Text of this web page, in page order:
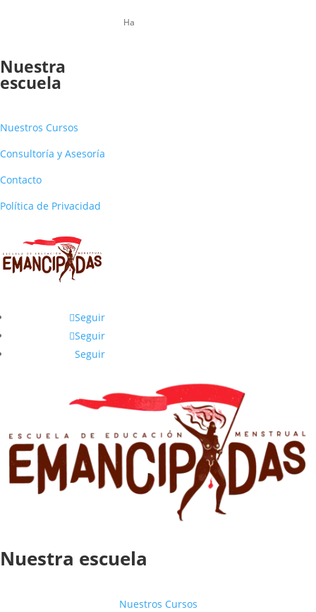
Ha
Nuestra
escuela
Nuestros Cursos
Consultoría y Asesoría
Contacto
Política de Privacidad
Seguir
Seguir
Seguir
Nuestra escuela
Nuestros Cursos